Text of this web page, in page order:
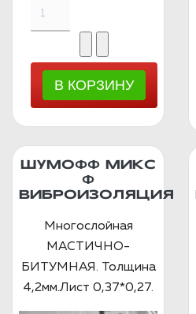
ШУМОФФ МИКС
Ф
ВИБРОИЗОЛЯЦИЯ
Многослойная
МАСТИЧНО-
БИТУМНАЯ. Толщина
4,2мм.Лист 0,37*0,27.